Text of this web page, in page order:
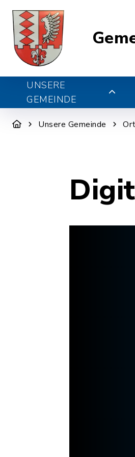
UNSERE
GEMEINDE
Unsere Gemeinde